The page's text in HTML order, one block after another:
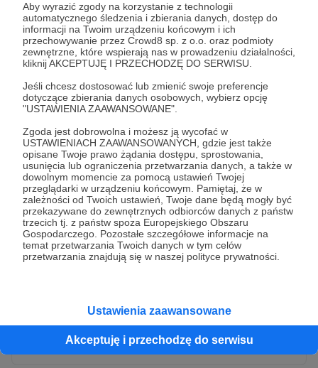
Aby wyrazić zgody na korzystanie z technologii
automatycznego śledzenia i zbierania danych, dostęp do
informacji na Twoim urządzeniu końcowym i ich
przechowywanie przez Crowd8 sp. z o.o. oraz podmioty
zewnętrzne, które wspierają nas w prowadzeniu działalności,
kliknij AKCEPTUJĘ I PRZECHODZĘ DO SERWISU.
Jeśli chcesz dostosować lub zmienić swoje preferencje
dotyczące zbierania danych osobowych, wybierz opcję
"USTAWIENIA ZAAWANSOWANE".
Zgoda jest dobrowolna i możesz ją wycofać w
USTAWIENIACH ZAAWANSOWANYCH, gdzie jest także
opisane Twoje prawo żądania dostępu, sprostowania,
usunięcia lub ograniczenia przetwarzania danych, a także w
dowolnym momencie za pomocą ustawień Twojej
przeglądarki w urządzeniu końcowym. Pamiętaj, że w
zależności od Twoich ustawień, Twoje dane będą mogły być
przekazywane do zewnętrznych odbiorców danych z państw
trzecich tj. z państw spoza Europejskiego Obszaru
Gospodarczego. Pozostałe szczegółowe informacje na
temat przetwarzania Twoich danych w tym celów
przetwarzania znajdują się w naszej polityce prywatności.
Ustawienia zaawansowane
Akceptuję i przechodzę do serwisu
dodatkowe pytania
Treść wiadomości *
* Wyrażam zgodę na przetwarzanie moich danych
osobowych przez Patronite
Administratorem Twoich danych osobowych jest Crowd8 sp. z o.o.
z siedziba w Warszawie, ul. Żwirki i Wigury 16, 02-092 Warszawa.
Twoje dane osobowe będą przetwarzane w szczególności w celu
wykonania umowy zawartej z Tobą, w tym do umożliwienia
Gwarantujemy spełnienie wszystkich Twoich praw wynikających
z ogólnego rozporządzenia o ochronie danych, tj. prawo dostępu,
sprostowania oraz usunięcia Twoich danych, ograniczenia ich
rozwiń zgodę
Wyślij zgłoszenie